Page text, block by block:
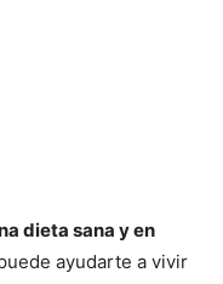
dieta sana y en
ayudarte a vivir